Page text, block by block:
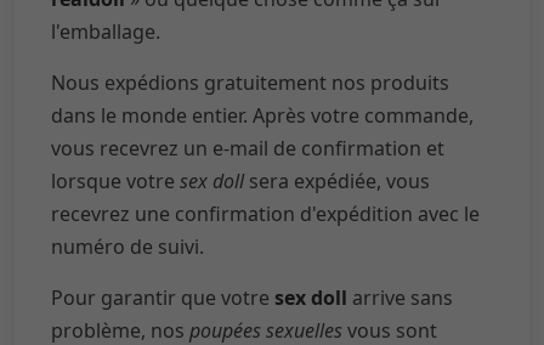
l'emballage.
Nous expédions gratuitement nos produits
dans le monde entier. Après votre commande,
vous recevrez un e-mail de confirmation et
lorsque votre sex dollsera expédiée, vous
recevrez une confirmation d'expédition avec le
numéro de suivi.
Pour garantir que votre sex doll arrive sans
problème, nos poupées sexuelles vous sont